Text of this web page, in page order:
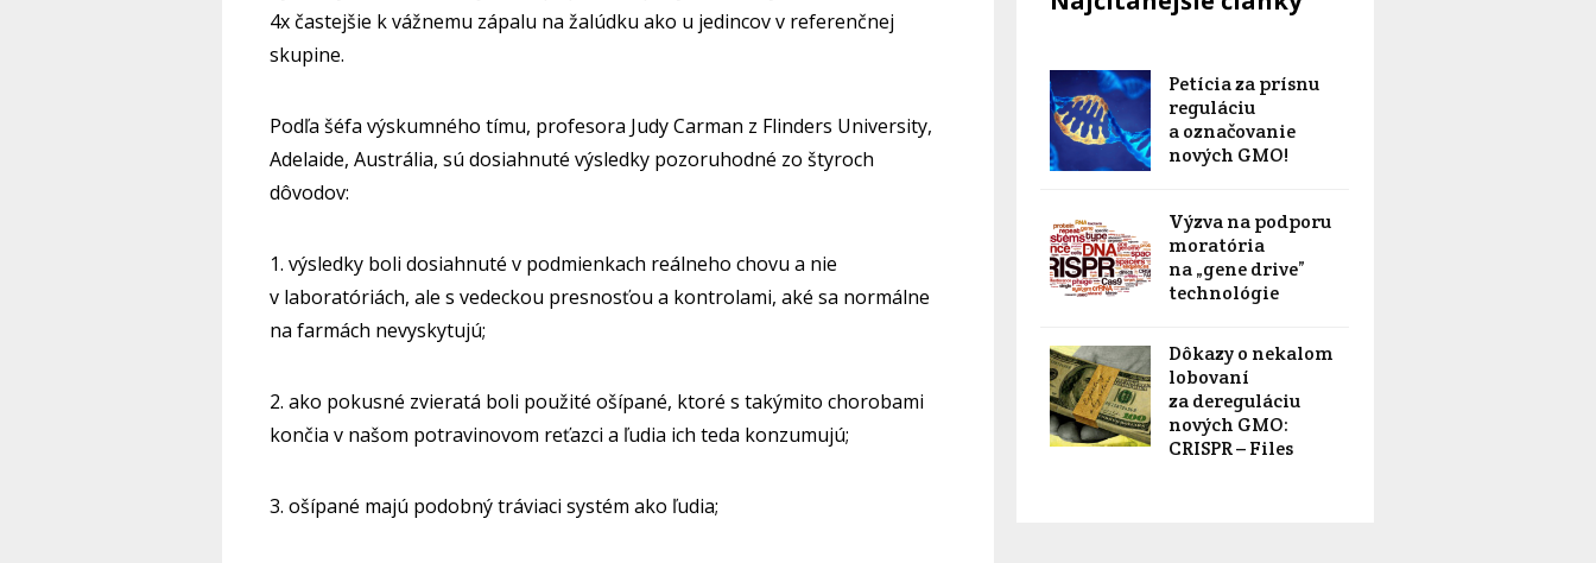
4x častejšie k vážnemu zápalu na žalúdku ako u jedincov v referenčnej
skupine.
Podľa šéfa výskumného tímu, profesora Judy Carman z Flinders University,
Adelaide, Austrália, sú dosiahnuté výsledky pozoruhodné zo štyroch
dôvodov:
1. výsledky boli dosiahnuté v podmienkach reálneho chovu a nie
v laboratóriách, ale s vedeckou presnosťou a kontrolami, aké sa normálne
na farmách nevyskytujú;
2. ako pokusné zvieratá boli použité ošípané, ktoré s takýmito chorobami
končia v našom potravinovom reťazci a ľudia ich teda konzumujú;
3. ošípané majú podobný tráviaci systém ako ľudia;
Petícia za prísnu
reguláciu
a označovanie
nových GMO!
Výzva na podporu
moratória
na „gene drive”
technológie
Dôkazy o nekalom
lobovaní
za dereguláciu
nových GMO:
CRISPR – Files